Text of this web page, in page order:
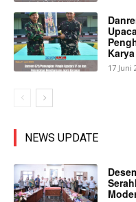
17 Juni
NEWS UPDATE